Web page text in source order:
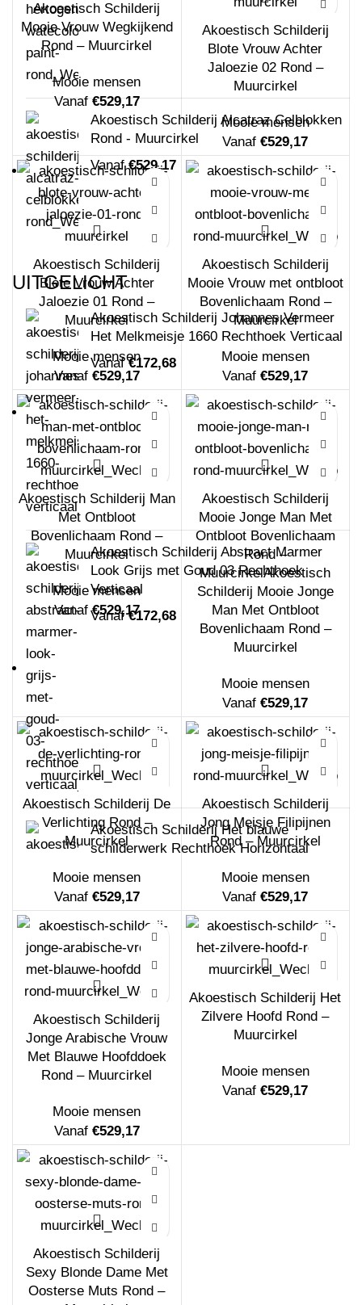
Akoestisch Schilderij
Mooie Vrouw Wegkijkend
Rond – Muurcirkel
Mooie mensen
Vanaf€529,17
Akoestisch Schilderij
Blote Vrouw Achter
Jaloezie 02 Rond –
Muurcirkel
Mooie mensen
Vanaf€529,17
Akoestisch Schilderij
Blote Vrouw Achter
Jaloezie 01 Rond –
Muurcirkel
Mooie mensen
Vanaf €529,17
Akoestisch Schilderij
Mooie Vrouw met ontbloot
Bovenlichaam Rond –
Muurcirkel
Mooie mensen
Vanaf€529,17
Akoestisch Schilderij Man
Met Ontbloot
Bovenlichaam Rond –
Muurcirkel
Mooie mensen
Vanaf€529,17
Akoestisch Schilderij
Mooie Jonge Man Met
Ontbloot Bovenlichaam
Rond –
MuurcirkelAkoestisch
Schilderij Mooie Jonge
Man Met Ontbloot
Bovenlichaam Rond –
Muurcirkel
Mooie mensen
Vanaf€529,17
Akoestisch Schilderij De
Verlichting Rond –
Muurcirkel
Mooie mensen
Vanaf €529,17
Akoestisch Schilderij
Jong Meisje Filipijnen
Rond – Muurcirkel
Mooie mensen
Vanaf€529,17
Akoestisch Schilderij
Jonge Arabische Vrouw
Met Blauwe Hoofddoek
Rond – Muurcirkel
Mooie mensen
Vanaf €529,17
Akoestisch Schilderij Het
Zilvere Hoofd Rond –
Muurcirkel
Mooie mensen
Vanaf€529,17
Akoestisch Schilderij
Sexy Blonde Dame Met
Oosterse Muts Rond –
Akoestisch Schilderij Alcatraz Celblokken
Rond - Muurcirkel
Vanaf€529,17
UITGELICHT
Akoestisch Schilderij Johannes Vermeer
Het Melkmeisje 1660 Rechthoek Verticaal
Vanaf€172,68
Akoestisch Schilderij Abstract Marmer
Look Grijs met Goud 03 Rechthoek
Verticaal
Vanaf€172,68
Akoestisch Schilderij Het blauwe
schilderwerk Rechthoek Horizontaal
Vanaf€172,68
Akoestisch Schilderij Dame Gouden Make
up Hexagon
Vanaf€208,20
Akoestisch Schilderij Maagdenpalm Rond -
Muurcirkel
Vanaf€529,17